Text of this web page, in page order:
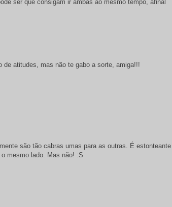
ser que consigam ir ambas ao mesmo tempo, afinal
de atitudes, mas não te gabo a sorte, amiga!!!
são tão cabras umas para as outras. É estonteante
mesmo lado. Mas não! :S